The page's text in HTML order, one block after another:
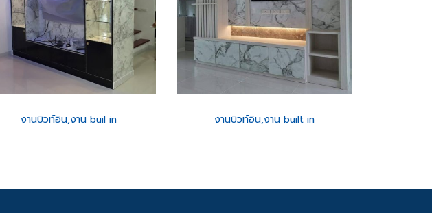
งานบิวท์อิน,งาน buil in งานบิวท์อิน,งาน built in